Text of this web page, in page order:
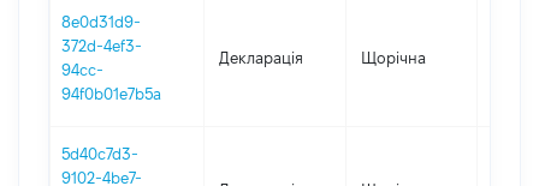
8e0d31d9-
372d-4ef3-
94cc-
94f0b01e7b5a
Декларація Щорічна
5d40c7d3-
9102-4be7-